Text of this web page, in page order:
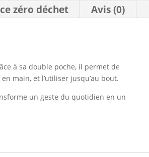
zéro déchet Avis (0)
à sa double poche, il permet de
main, et l’utiliser jusqu’au bout.
un geste du quotidien en un